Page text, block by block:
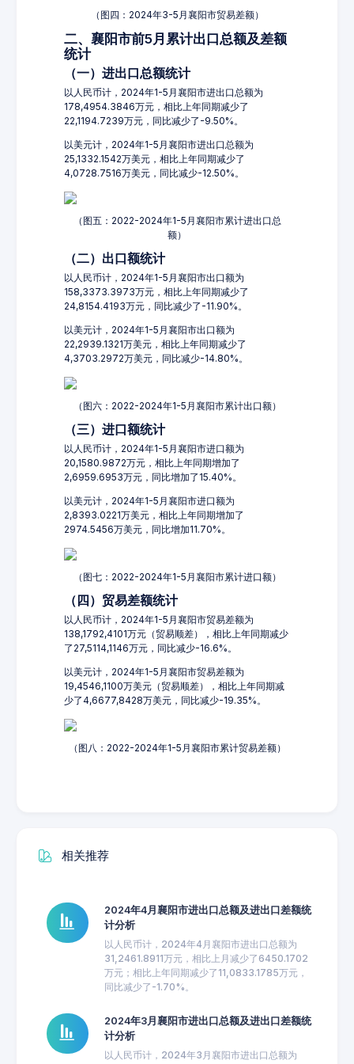
（图四：2024年3-5月襄阳市贸易差额）
二、襄阳市前5月累计出口总额及差额
统计
（一）进出口总额统计
以人民币计，2024年1-5月襄阳市进出口总额为
178,4954.3846万元，相比上年同期减少了
22,1194.7239万元，同比减少了-9.50%。
以美元计，2024年1-5月襄阳市进出口总额为
25,1332.1542万美元，相比上年同期减少了
4,0728.7516万美元，同比减少-12.50%。
（图五：2022-2024年1-5月襄阳市累计进出口总
额）
（二）出口额统计
以人民币计，2024年1-5月襄阳市出口额为
158,3373.3973万元，相比上年同期减少了
24,8154.4193万元，同比减少了-11.90%。
以美元计，2024年1-5月襄阳市出口额为
22,2939.1321万美元，相比上年同期减少了
4,3703.2972万美元，同比减少-14.80%。
（图六：2022-2024年1-5月襄阳市累计出口额）
（三）进口额统计
以人民币计，2024年1-5月襄阳市进口额为
20,1580.9872万元，相比上年同期增加了
2,6959.6953万元，同比增加了15.40%。
以美元计，2024年1-5月襄阳市进口额为
2,8393.0221万美元，相比上年同期增加了
2974.5456万美元，同比增加11.70%。
（图七：2022-2024年1-5月襄阳市累计进口额）
（四）贸易差额统计
以人民币计，2024年1-5月襄阳市贸易差额为
138,1792,4101万元（贸易顺差），相比上年同期减少
了27,5114,1146万元，同比减少-16.6%。
以美元计，2024年1-5月襄阳市贸易差额为
19,4546,1100万美元（贸易顺差），相比上年同期减
少了4,6677,8428万美元，同比减少-19.35%。
（图八：2022-2024年1-5月襄阳市累计贸易差额）
相关推荐
2024年4月襄阳市进出口总额及进出口差额统
计分析
以人民币计，2024年4月襄阳市进出口总额为
31,2461.8911万元，相比上月减少了6450.1702
万元；相比上年同期减少了11,0833.1785万元，
同比减少了-1.70%。
2024年3月襄阳市进出口总额及进出口差额统
计分析
以人民币计，2024年3月襄阳市进出口总额为